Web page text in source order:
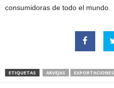
consumidoras de todo el mundo.
ETIQUETAS ARVEJAS EXPORTACIONES